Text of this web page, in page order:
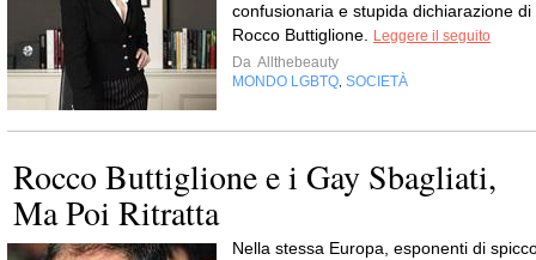
confusionaria e stupida dichiarazione di
Rocco Buttiglione.
Leggere il seguito
Da Allthebeauty
MONDO LGBTQ SOCIETÀ
Rocco Buttiglione e i Gay Sbagliati,
Ma Poi Ritratta
Nella stessa Europa, esponenti di